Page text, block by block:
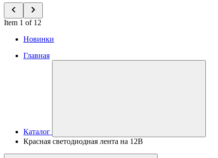
Item 1 of 12
Новинки
Главная
Каталог
Красная светодиодная лента на 12В